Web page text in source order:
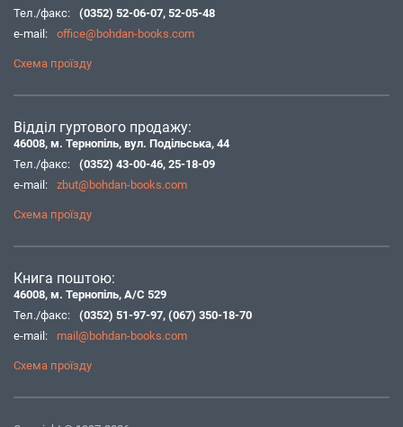
Тел./факс:
(0352) 52-06-07, 52-05-48
e-mail:
office@bohdan-books.com
Схема проїзду
Відділ гуртового продажу:
46008, м. Тернопіль, вул. Подільська, 44
Тел./факс:
(0352) 43-00-46, 25-18-09
e-mail:
zbut@bohdan-books.com
Схема проїзду
Книга поштою:
46008, м. Тернопіль, А/С 529
Тел./факс:
(0352) 51-97-97, (067) 350-18-70
e-mail:
mail@bohdan-books.com
Схема проїзду